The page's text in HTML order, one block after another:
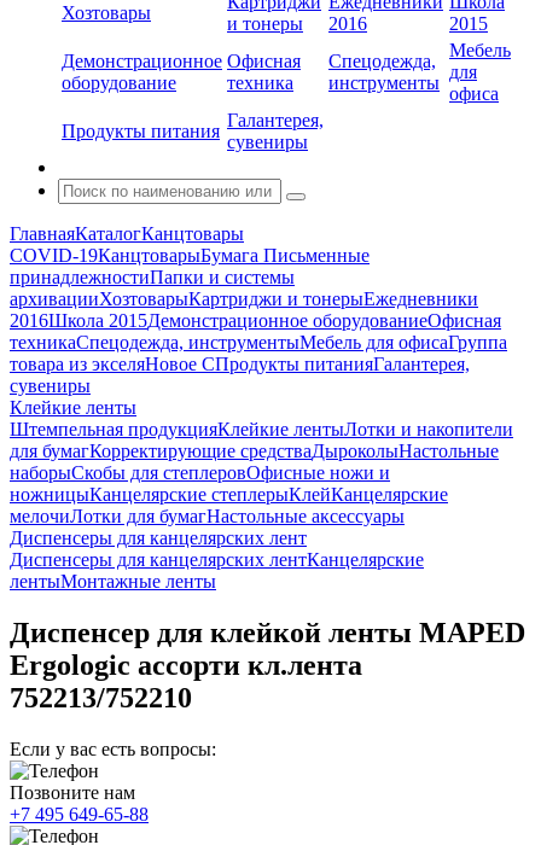
Хозтовары
и тонеры
2016
2015
Демонстрационное
оборудование
Офисная
техника
Спецодежда,
инструменты
Мебель
для
офиса
Продукты питания
Галантерея,
сувениры
ГлавнаяКаталогКанцтовары
COVID-19КанцтоварыБумага Письменные
принадлежностиПапки и системы
архивацииХозтоварыКартриджи и тонерыЕжедневники
2016Школа 2015Демонстрационное оборудованиеОфисная
техникаСпецодежда, инструментыМебель для офисаГруппа
товара из экселяНовое СПродукты питанияГалантерея,
сувениры
Клейкие ленты
Штемпельная продукцияКлейкие лентыЛотки и накопители
для бумагКорректирующие средстваДыроколыНастольные
наборыСкобы для степлеровОфисные ножи и
ножницыКанцелярские степлерыКлейКанцелярские
мелочиЛотки для бумагНастольные аксессуары
Диспенсеры для канцелярских лент
Диспенсеры для канцелярских лентКанцелярские
лентыМонтажные ленты
Диспенсер для клейкой ленты MAPED
Ergologic ассорти кл.лента
752213/752210
Если у вас есть вопросы:
Позвоните нам
+7 495 649-65-88